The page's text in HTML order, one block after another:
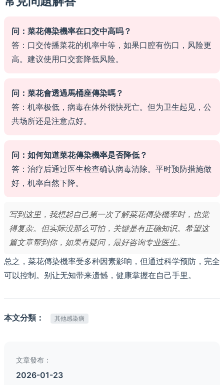
问：菜花傳染機率在口交中高吗？
答：口交传播菜花的机率中等，如果口腔有伤口，风险更
高。建议使用口交套降低风险。
问：菜花會透過馬桶座傳染嗎？
答：机率极低，病毒在体外很快死亡。但为卫生起见，公
共场所还是注意点好。
问：如何知道菜花傳染機率是否降低？
答：治疗后通过医生检查确认病毒清除。平时预防措施做
好，机率自然下降。
写到这里，我想起自己第一次了解菜花傳染機率时，也觉
得复杂。但实际没那么可怕，关键是有正确知识。希望这
篇文章帮到你，如果有疑问，最好咨询专业医生。
总之，菜花傳染機率受多种因素影响，但通过科学预防，完全
可以控制。别让无知带来遗憾，健康掌握在自己手里。
本文分類： 其他感染病
文章發布：
2026-01-23